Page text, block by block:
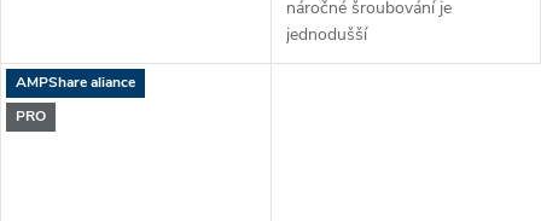
náročné šroubování je
jednodušší
AMPShare aliance
PRO